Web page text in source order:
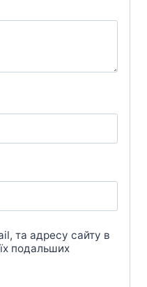
та адресу сайту в
подальших